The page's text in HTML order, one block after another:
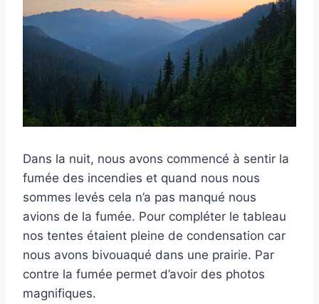
Dans la nuit, nous avons commencé à sentir la
fumée des incendies et quand nous nous
sommes levés cela n’a pas manqué nous
avions de la fumée. Pour compléter le tableau
nos tentes étaient pleine de condensation car
nous avons bivouaqué dans une prairie. Par
contre la fumée permet d’avoir des photos
magnifiques.